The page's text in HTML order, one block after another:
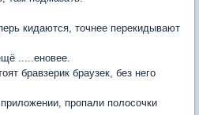
кидаются, точнее перекидывают
.....еновее.
бравзерик браузек, без него
пропали полосочки